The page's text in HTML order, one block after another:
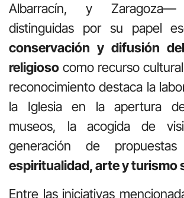
Albarracín, y
distinguidas por su papel
conservación y difusión
religioso como recurso
reconocimiento destaca la
la Iglesia en la apertura
museos, la acogida de
generación de
espiritualidad, arte y turismo
Entre las iniciativas